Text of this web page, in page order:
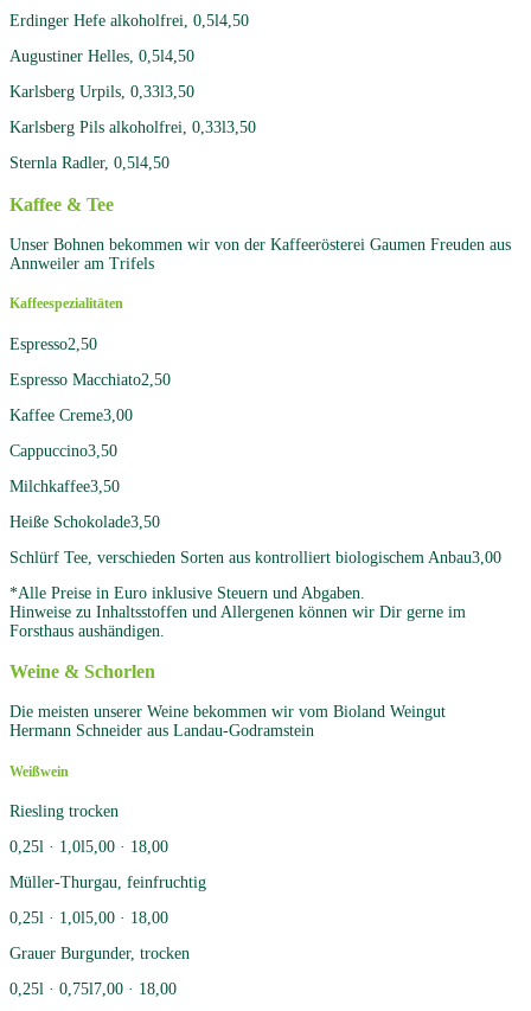
Erdinger Hefe alkoholfrei, 0,5l4,50
Augustiner Helles, 0,5l4,50
Karlsberg Urpils, 0,33l3,50
Karlsberg Pils alkoholfrei, 0,33l3,50
Sternla Radler, 0,5l4,50
Kaffee & Tee
Unser Bohnen bekommen wir von der Kaffeerösterei Gaumen Freuden aus
Annweiler am Trifels
Kaffeespezialitäten
Espresso2,50
Espresso Macchiato2,50
Kaffee Creme3,00
Cappuccino3,50
Milchkaffee3,50
Heiße Schokolade3,50
Schlürf Tee, verschieden Sorten aus kontrolliert biologischem Anbau3,00
*Alle Preise in Euro inklusive Steuern und Abgaben.
Hinweise zu Inhaltsstoffen und Allergenen können wir Dir gerne im
Forsthaus aushändigen.
Weine & Schorlen
Die meisten unserer Weine bekommen wir vom Bioland Weingut
Hermann Schneider aus Landau-Godramstein
Weißwein
Riesling trocken
0,25l · 1,0l5,00 · 18,00
Müller-Thurgau, feinfruchtig
0,25l · 1,0l5,00 · 18,00
Grauer Burgunder, trocken
0,25l · 0,75l7,00 · 18,00